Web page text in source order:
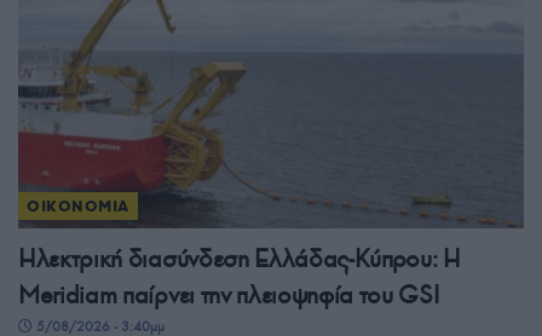
ΟΙΚΟΝΟΜΙΑ
Ηλεκτρική διασύνδεση Ελλάδας-Κύπρου: Η
Meridiam παίρνει την πλειοψηφία του GSI
5/08/2026 - 3:40μμ